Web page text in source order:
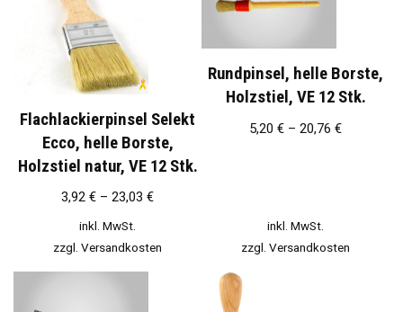
Flachlackierpinsel Selekt
Ecco, helle Borste,
Holzstiel natur, VE 12 Stk.
3,92 € – 23,03 €
inkl. MwSt.
zzgl. Versandkosten
Rundpinsel, helle Borste,
Holzstiel, VE 12 Stk.
5,20 € – 20,76 €
inkl. MwSt.
zzgl. Versandkosten